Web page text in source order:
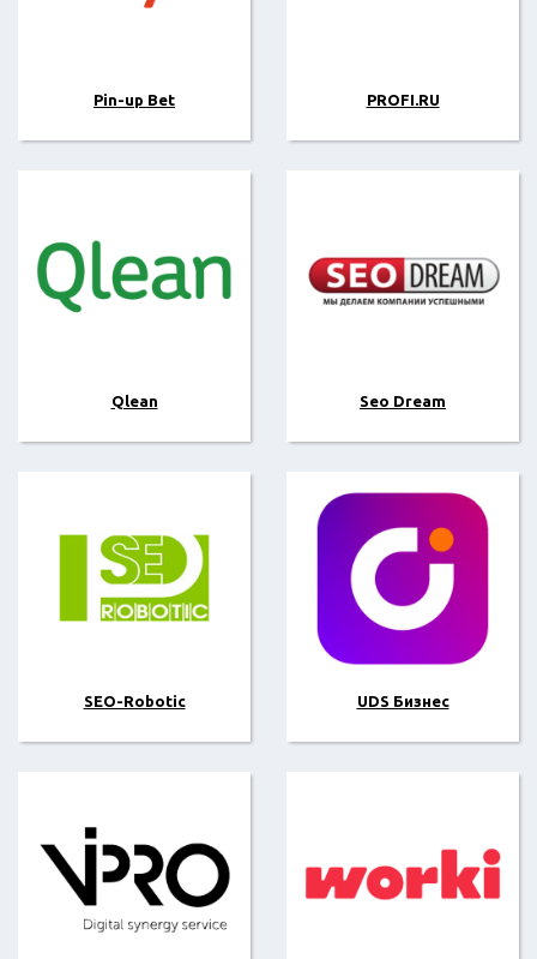
Pin-up Bet PROFI.RU
Qlean Seo Dream
SEO-Robotic UDS Бизнес